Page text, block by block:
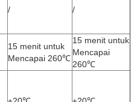
/ /
15 menit untuk
Mencapai 260℃
15 menit untuk
Mencapai
260℃